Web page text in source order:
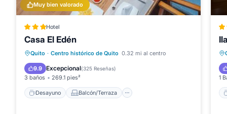
Muy bien valorado
Hotel
Casa El Edén
Quito · Centro histórico de Quito 0.32 mi al centro
9.9 Excepcional(325 Reseñas)
3 baños 269.1 pies²
Desayuno Balcón/Terraza
Desayuno Balcón/Terraza
Internet
Apto para niños
1